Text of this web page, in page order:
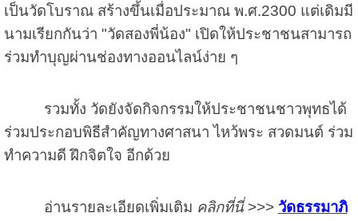
เป็นวัดโบราณ สร้างขึ้นเมื่อประมาณ พ.ศ.2300 แต่เดิมมี
นามเรียกกันว่า "วัดสองพี่น้อง" เปิดให้ประชาชนสามารถ
ร่วมทำบุญผ่านช่องทางออนไลน์ง่าย ๆ
รวมทั้ง วัดยังจัดกิจกรรมให้ประชาชนชาวพุทธได้
ร่วมประกอบพิธีสำคัญทางศาสนา ไหว้พระ สวดมนต์ ร่วม
ทำความดี ฝึกจิตใจ อีกด้วย
อ่านรายละเอียดเพิ่มเติม คลิกที่นี่>>> วัดธรรมาภิ